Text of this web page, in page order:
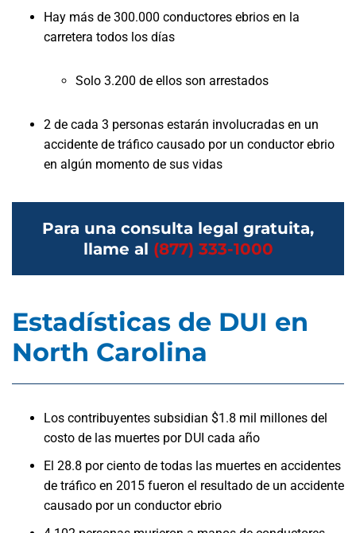
Hay más de 300.000 conductores ebrios en la
carretera todos los días
Solo 3.200 de ellos son arrestados
2 de cada 3 personas estarán involucradas en un
accidente de tráfico causado por un conductor ebrio
en algún momento de sus vidas
Para una consulta legal gratuita,
llame al (877) 333-1000
Estadísticas de DUI en
North Carolina
Los contribuyentes subsidian $1.8 mil millones del
costo de las muertes por DUI cada año
El 28.8 por ciento de todas las muertes en accidentes
de tráfico en 2015 fueron el resultado de un accidente
causado por un conductor ebrio